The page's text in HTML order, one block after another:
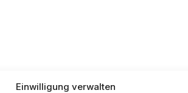
Einwilligung verwalten